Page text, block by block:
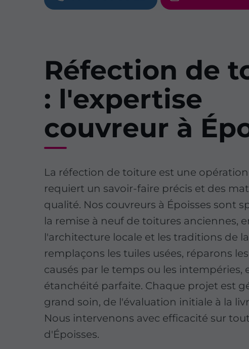
Réfection de
: l'expertise
couvreur à
La réfection de toiture est une
requiert un savoir-faire précis et des
qualité. Nos couvreurs à Époisses sont
la remise à neuf de toitures anciennes,
l'architecture locale et les traditions de
remplaçons les tuiles usées, réparons
causés par le temps ou les intempéries,
étanchéité parfaite. Chaque projet est
grand soin, de l'évaluation initiale à la
Nous intervenons avec efficacité sur
d'Époisses.